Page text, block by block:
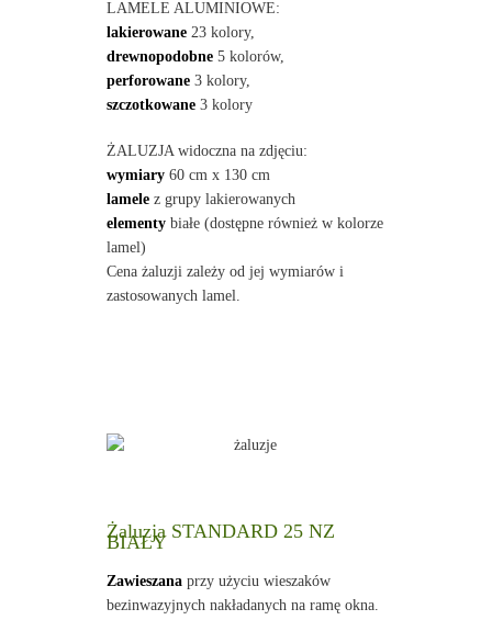
LAMELE ALUMINIOWE:
lakierowane23 kolory,
drewnopodobne5 kolorów,
perforowane3 kolory,
szczotkowane3 kolory
ŻALUZJA widoczna na zdjęciu:
wymiary60 cm x 130 cm
lamelez grupy lakierowanych
elementybiałe (dostępne również w kolorze
lamel)
Cena żaluzji zależy od jej wymiarów i
zastosowanych lamel.
Żaluzja STANDARD 25 NZ
BIAŁY
Zawieszanaprzy użyciu wieszaków
bezinwazyjnych nakładanych na ramę okna.